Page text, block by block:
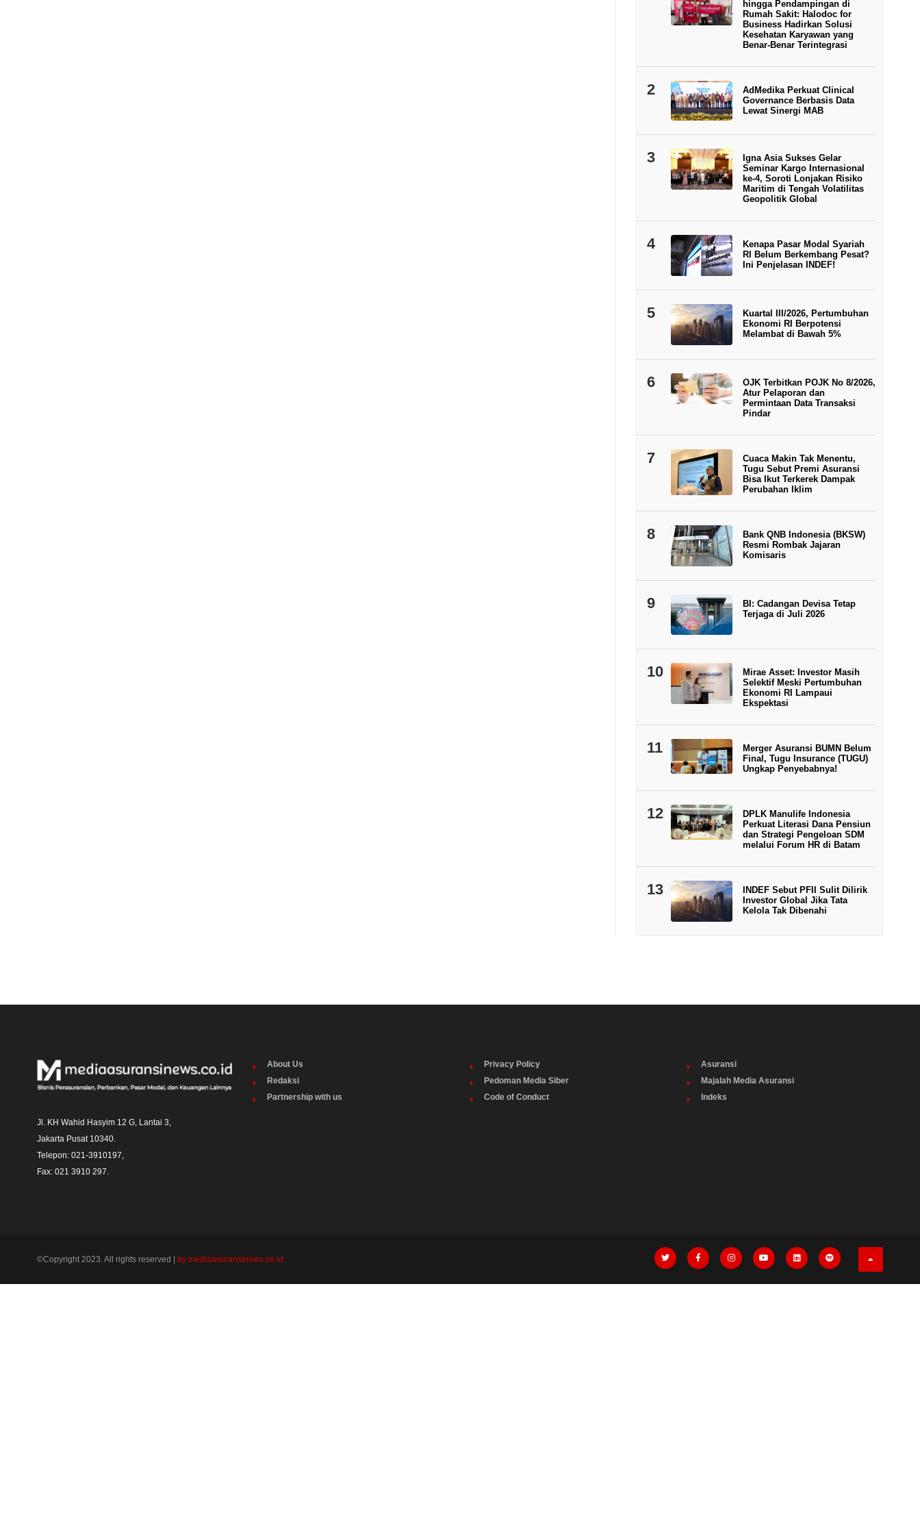
hingga Pendampingan di
Rumah Sakit: Halodoc for
Business Hadirkan Solusi
Kesehatan Karyawan yang
Benar-Benar Terintegrasi
2
AdMedika Perkuat Clinical
Governance Berbasis Data
Lewat Sinergi MAB
3
Igna Asia Sukses Gelar
Seminar Kargo Internasional
ke-4, Soroti Lonjakan Risiko
Maritim di Tengah Volatilitas
Geopolitik Global
4
Kenapa Pasar Modal Syariah
RI Belum Berkembang Pesat?
Ini Penjelasan INDEF!
5
Kuartal III/2026, Pertumbuhan
Ekonomi RI Berpotensi
Melambat di Bawah 5%
6
OJK Terbitkan POJK No 8/2026,
Atur Pelaporan dan
Permintaan Data Transaksi
Pindar
7
Cuaca Makin Tak Menentu,
Tugu Sebut Premi Asuransi
Bisa Ikut Terkerek Dampak
Perubahan Iklim
8
Bank QNB Indonesia (BKSW)
Resmi Rombak Jajaran
Komisaris
9
BI: Cadangan Devisa Tetap
Terjaga di Juli 2026
10
Mirae Asset: Investor Masih
Selektif Meski Pertumbuhan
Ekonomi RI Lampaui
Ekspektasi
11
Merger Asuransi BUMN Belum
Final, Tugu Insurance (TUGU)
Ungkap Penyebabnya!
12
DPLK Manulife Indonesia
Perkuat Literasi Dana Pensiun
dan Strategi Pengeloan SDM
melalui Forum HR di Batam
13
INDEF Sebut PFII Sulit Dilirik
Investor Global Jika Tata
Kelola Tak Dibenahi
Jl. KH Wahid Hasyim 12 G, Lantai 3,
Jakarta Pusat 10340.
Telepon: 021-3910197,
Fax: 021 3910 297.
About Us
Redaksi
Partnership with us
Privacy Policy
Pedoman Media Siber
Code of Conduct
Asuransi
Majalah Media Asuransi
Indeks
©Copyright 2023. All rights reserved | by mediaasuransinews.co.id.